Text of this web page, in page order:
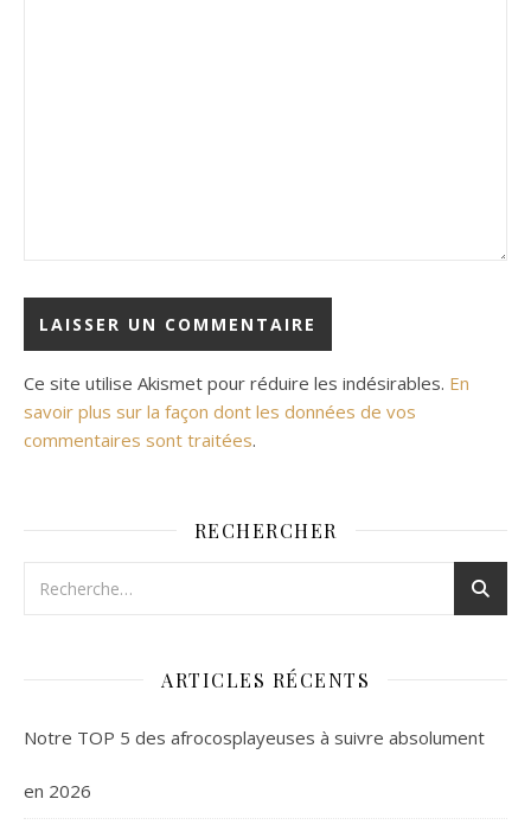
Ce site utilise Akismet pour réduire les indésirables. En
savoir plus sur la façon dont les données de vos
commentaires sont traitées.
RECHERCHER
ARTICLES RÉCENTS
Notre TOP 5 des afrocosplayeuses à suivre absolument
en 2026